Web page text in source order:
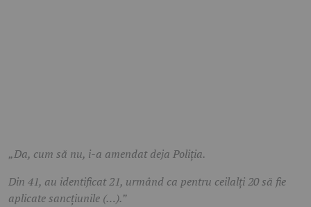
„Da, cum să nu, i-a amendat deja Poliția.
Din 41, au identificat 21, urmând ca pentru ceilalți 20 să fie
aplicate sancțiunile (…).”